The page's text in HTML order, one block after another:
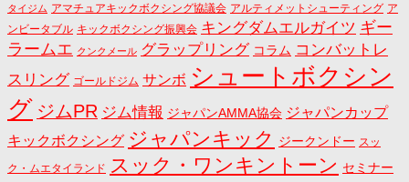
タイジム アマチュアキックボクシング協議会 アルティメットシューティング ア
ンビータブル キックボクシング振興会 キングダムエルガイツ ギー
ラームエ クンクメール グラップリング コラム コンバットレ
スリング ゴールドジム サンボ シュートボクシン
グ ジムPR ジム情報 ジャパンAMMA協会 ジャパンカップ
キックボクシング ジャパンキック ジークンドー スッ
ク・ムエタイランド スック・ワンキントーン セミナー